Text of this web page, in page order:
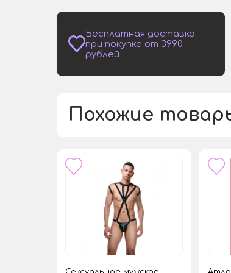
Бесплатная доставка
при покупке от 3990
рублей
Похожие